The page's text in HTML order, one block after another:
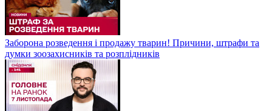
Заборона розведення і продажу тварин! Причини, штрафи та
думки зоозахисників та розплідників